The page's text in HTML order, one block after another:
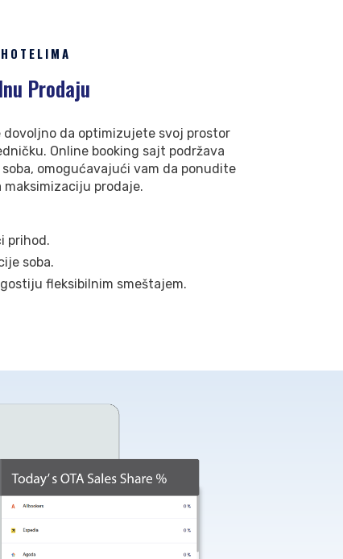
Prodaju
dovoljno da optimizujete svoj prostor
Online booking sajt podržava
omogućavajući vam da ponudite
prodaje.
prihod.
soba.
fleksibilnim smeštajem.